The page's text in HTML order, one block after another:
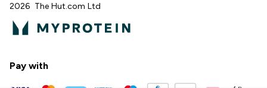
2026 The Hut.com Ltd
Pay with